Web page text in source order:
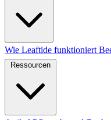
Wie Leaftide funktioniert
Ressourcen